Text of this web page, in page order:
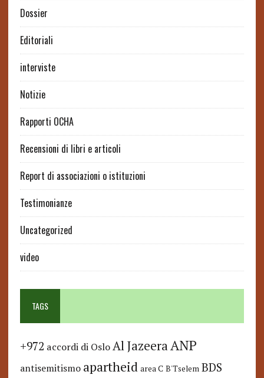
Dossier
Editoriali
interviste
Notizie
Rapporti OCHA
Recensioni di libri e articoli
Report di associazioni o istituzioni
Testimonianze
Uncategorized
video
TAGS
+972 accordi di Oslo Al JazeeraANP
antisemitismo apartheid area C B'Tselem BDS